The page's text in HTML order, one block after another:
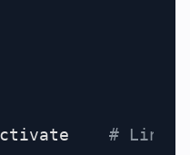
activate # Linux/